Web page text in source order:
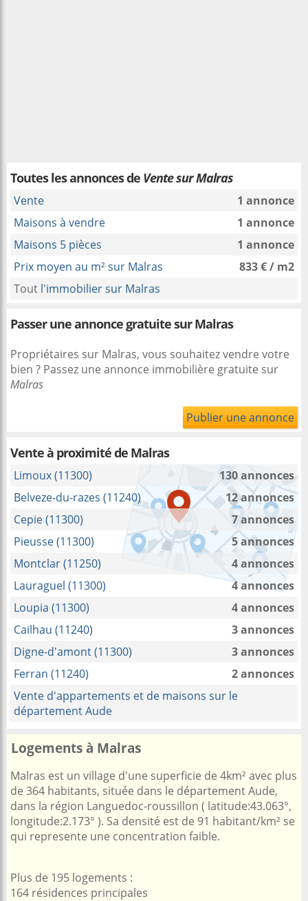
Toutes les annonces de Vente sur Malras
Vente
1 annonce
Maisons à vendre
1 annonce
Maisons 5 pièces
1 annonce
Prix moyen au m² sur Malras
833 € / m2
Tout l'immobilier sur Malras
Passer une annonce gratuite sur Malras
Propriétaires sur Malras, vous souhaitez vendre votre
bien ? Passez une annonce immobilière gratuite sur
Malras
Publier une annonce
Vente à proximitéde Malras
Limoux (11300)
130 annonces
Belveze-du-razes (11240)
12 annonces
Cepie (11300)
7 annonces
Pieusse (11300)
5 annonces
Montclar (11250)
4 annonces
Lauraguel (11300)
4 annonces
Loupia (11300)
4 annonces
Cailhau (11240)
3 annonces
Digne-d'amont (11300)
3 annonces
Ferran (11240)
2 annonces
Vente d'appartements et de maisons sur le
département Aude
Logements à Malras
Malras est un village d'une superficie de 4km² avec plus
de 364 habitants, située dans le département Aude,
dans la région Languedoc-roussillon ( latitude:43.063°,
longitude:2.173° ). Sa densité est de 91 habitant/km² se
qui represente une concentration faible.
Plus de 195 logements :
164 résidences principales